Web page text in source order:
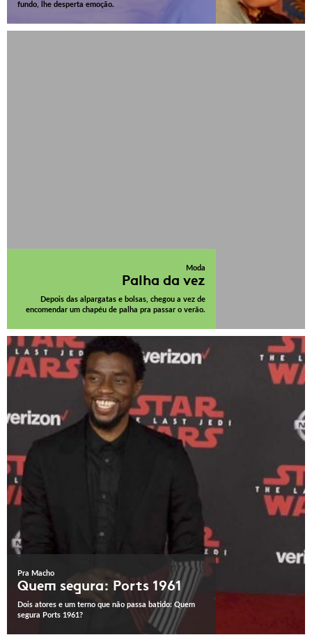
fundo, lhe desperta emoção.
Moda
Palha da vez
Depois das alpargatas e bolsas, chegou a vez de
encomendar um chapéu de palha pra passar o verão.
Pra Macho
Quem segura: Ports 1961
Dois atores e um terno que não passa batido: Quem
segura Ports 1961?